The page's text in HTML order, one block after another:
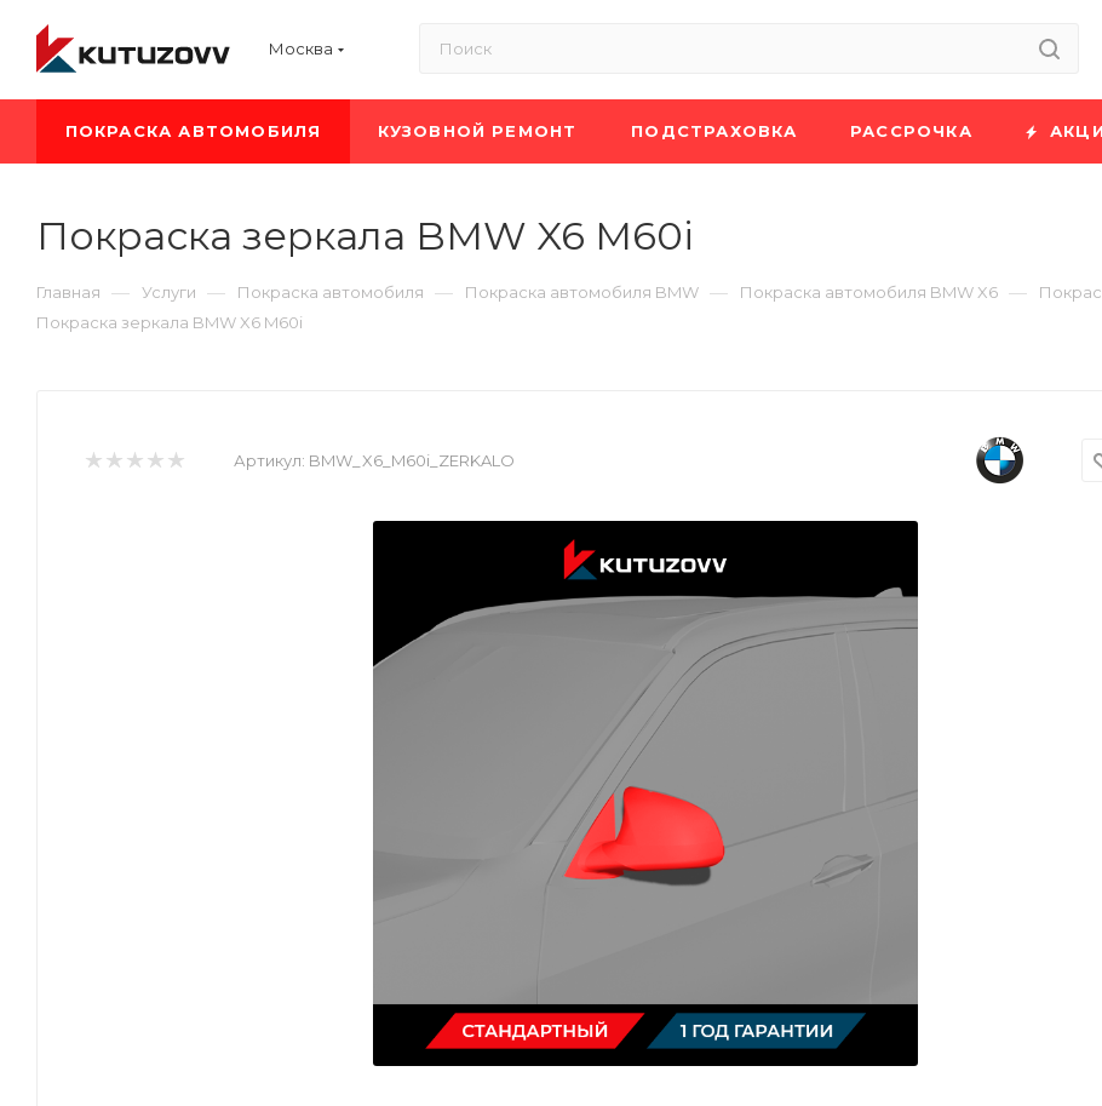
Москва
ПОКРАСКА АВТОМОБИЛЯ КУЗОВНОЙ РЕМОНТ ПОДСТРАХОВКА РАССРОЧКА
Покраска зеркала BMW X6 M60i
Главная — Услуги — Покраска автомобиля — Покраска автомобиля BMW — Покраска автомобиля BMW X6 —
Покраска зеркала BMW X6 M60i
Артикул: BMW_X6_M60i_ZERKALO